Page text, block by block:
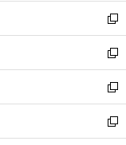
ド
ウ
で
開
く
ウ
ィ
ン
ド
ウ
で
開
く
し
い
ウ
ィ
ン
ド
ウ
で
開
新
し
い
ウ
ィ
ン
ド
ウ
新
し
い
ウ
ィ
ン
新
し
い
ウ
新
し